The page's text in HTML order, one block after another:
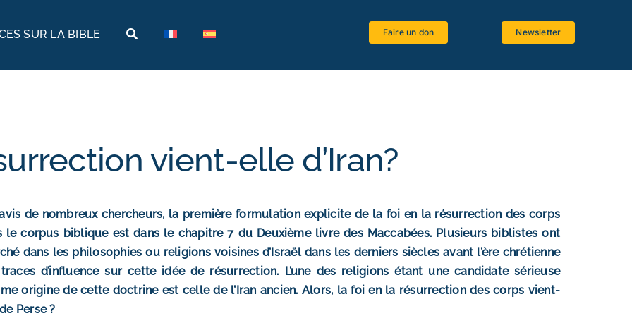
SUR LA BIBLE
Égypte
Israël
Jordanie
Turquie
La Bible et le Magistère
Faire un don Newsletter
vient-elle d’Iran?
de nombreux chercheurs, la première formulation explicite de la foi en la résurrection des corps
le corpus biblique est dans le chapitre 7 du Deuxième livre des Maccabées. Plusieurs biblistes ont
dans les philosophies ou religions voisines d’Israël dans les derniers siècles avant l’ère chrétienne
d’influence sur cette idée de résurrection. L’une des religions étant une candidate sérieuse
origine de cette doctrine est celle de l’Iran ancien. Alors, la foi en la résurrection des corps vient-
Perse ?